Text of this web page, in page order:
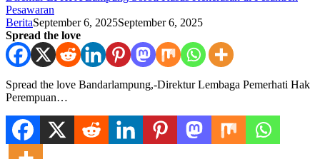
Pesawaran
BeritaSeptember 6, 2025September 6, 2025
Spread the love
Spread the love Bandarlampung,-Direktur Lembaga Pemerhati Hak
Perempuan…